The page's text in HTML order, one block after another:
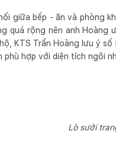
giữa bếp - ăn và phòng
quá rộng nên anh
KTS Trần Hoàng lưu ý
phù hợp với diện tích ngôi
Lò sưởi